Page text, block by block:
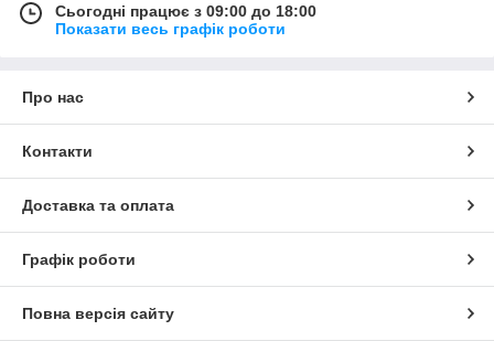
Сьогодні працює з 09:00 до 18:00
Показати весь графік роботи
Про нас
Контакти
Доставка та оплата
Графік роботи
Повна версія сайту